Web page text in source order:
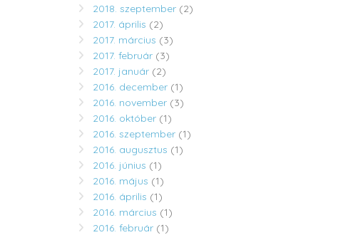
2018. szeptember(2)
2017. április (2)
2017. március (3)
2017. február(3)
2017. január(2)
2016. december(1)
2016. november(3)
2016. október(1)
2016. szeptember(1)
2016. augusztus (1)
2016. június (1)
2016. május (1)
2016. április (1)
2016. március (1)
2016. február(1)